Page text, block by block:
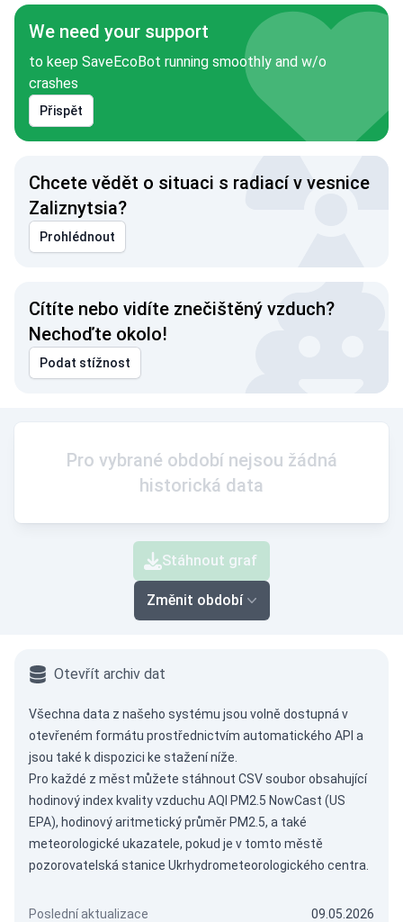
We need your support
to keep SaveEcoBot running smoothly and w/o
crashes
Přispět
Chcete vědět o situaci s radiací v vesnice
Zaliznytsia?
Prohlédnout
Cítíte nebo vidíte znečištěný vzduch?
Nechoďte okolo!
Podat stížnost
Pro vybrané období nejsou žádná
historická data
Stáhnout graf
Změnit období
Otevřít archiv dat
Všechna data z našeho systému jsou volně dostupná v
otevřeném formátu prostřednictvím automatického API a
jsou také k dispozici ke stažení níže.
Pro každé z měst můžete stáhnout CSV soubor obsahující
hodinový index kvality vzduchu AQI PM2.5 NowCast (US
EPA), hodinový aritmetický průměr PM2.5, a také
meteorologické ukazatele, pokud je v tomto městě
pozorovatelská stanice Ukrhydrometeorologického centra.
Poslední aktualizace 09.05.2026